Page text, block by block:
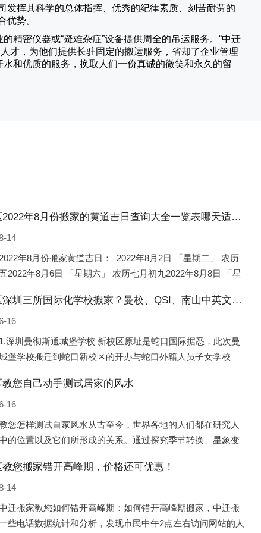
发挥其科学的总体指挥、优秀的纪律素质、刻苦耐劳的
优势。
精密仪器或“疑难杂症”设备提供周全的吊运服务。“中迁
才，为他们提供长驻固定的搬运服务，省却了企业管理
水和优质的服务，换取人们一份真诚的微笑和永久的留
南岗区2022年8月份搬家的黄道吉日查询大全一览表哪天适合搬家好日子
14
年8月份搬家黄道吉日： 2022年8月2日 「星期二」 农历
2022年8月6日 「星期六」 农历七月初九2022年8月8日 「星
南岗区深圳三所国际化学校搬家？曼校、QSI、南山中英文搬走了
16
深圳曼彻斯通城堡学校 新校区原址是蛇口国际据悉，此次曼
堡学校搬迁到蛇口新校区的开办与蛇口外籍人员子女学校
蛇口外籍
您自己动手测试居家的风水
16
您怎样测试自家风水从古至今，世界各地的人们都在研究人
的位置以及它们所形成的关系。通过探究季节转换、星象变
的人，其一生中的财
您搬家错开高峰期，价格还可优惠！
14
迁搬家教您如何错开高峰期：如何错开高峰期搬家，中迁搬
些电话数据统计和分析，发现市民中午2点左右访问网站的人